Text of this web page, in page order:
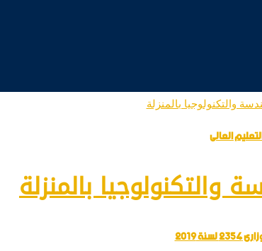
العالى
والتكنولوجيا بالمنزلة
2019